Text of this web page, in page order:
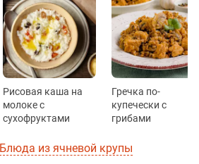
Рисовая каша на
молоке с
сухофруктами
Гречка по-
купечески с
грибами
Блюда из ячневой крупы